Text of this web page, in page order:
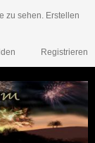
zu sehen. Erstellen
Registrieren